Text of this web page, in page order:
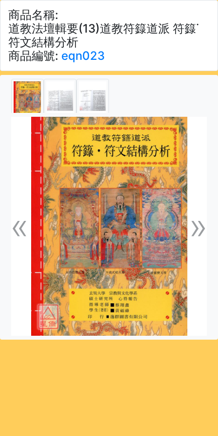
商品名稱:
道教法壇輯要(13)道教符籙道派 符籙˙
符文結構分析
商品編號: eqn023
«上一張 »下一